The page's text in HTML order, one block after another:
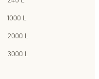
1000 L
2000 L
3000 L